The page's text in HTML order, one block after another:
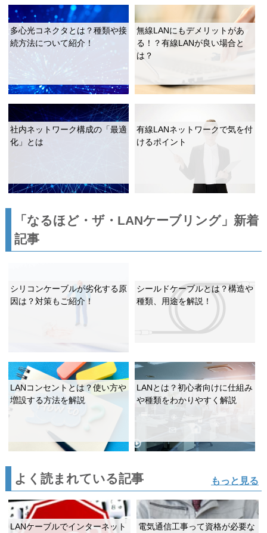
多心光コネクタとは？種類や接
続方法について紹介！
無線LANにもデメリットがあ
る！？有線LANが良い場合と
は？
社内ネットワーク構成の「最適
化」とは
有線LANネットワークで気を付
けるポイント
「なるほど・ザ・LANケーブリング」新着
記事
シリコンケーブルが劣化する原
因は？対策もご紹介！
シールドケーブルとは？構造や
種類、用途を解説！
LANコンセントとは？使い方や
増設する方法を解説
LANとは？初心者向けに仕組み
や種類をわかりやすく解説
よく読まれている記事 もっと見る
LANケーブルでインターネット
電気通信工事って資格が必要な